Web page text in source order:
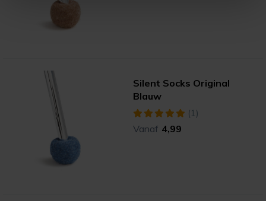
Silent Socks Original
Blauw
(1)
Vanaf 4,99